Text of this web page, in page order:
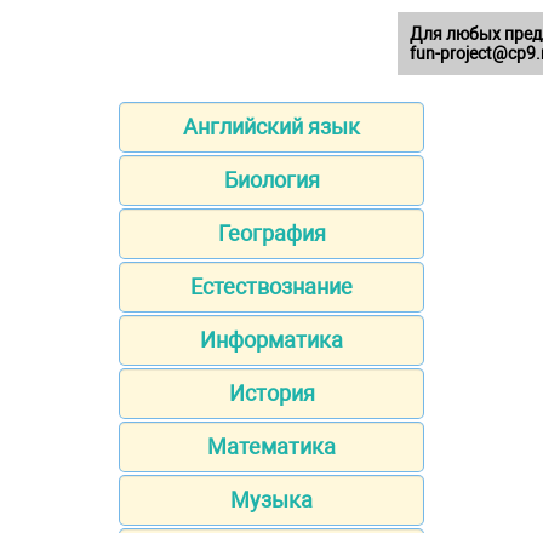
Английский язык
Биология
География
Естествознание
Информатика
История
Математика
Музыка
Для любых
fun-